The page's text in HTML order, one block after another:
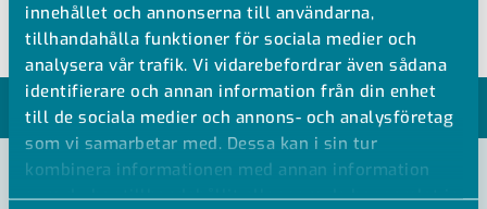
innehållet och annonserna till användarna,
tillhandahålla funktioner för sociala medier och
analysera vår trafik. Vi vidarebefordrar även sådana
identifierare och annan information från din enhet
till de sociala medier och annons- och analysföretag
som vi samarbetar med. Dessa kan i sin tur
kombinera informationen med annan information
som du har tillhandahållit eller som de har samlat in
MODELLER